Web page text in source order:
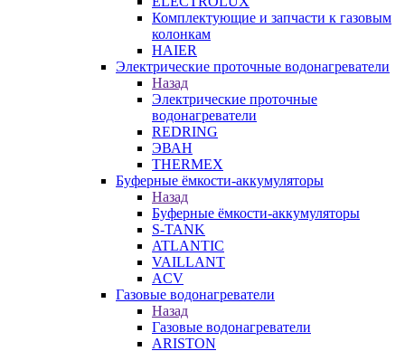
Комплектующие и запчасти к газовым
колонкам
HAIER
Электрические проточные водонагреватели
Назад
Электрические проточные
водонагреватели
REDRING
ЭВАН
THERMEX
Буферные ёмкости-аккумуляторы
Назад
Буферные ёмкости-аккумуляторы
S-TANK
ATLANTIC
VAILLANT
ACV
Газовые водонагреватели
Назад
Газовые водонагреватели
ARISTON